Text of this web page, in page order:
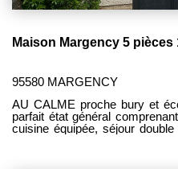
Maison Margency 5 pièces
95580 MARGENCY
AU CALME proche bury et écoles, maison des années 90 en
parfait état général comprenant : Au rez-de-chaussée :
cuisine équipée, séjour